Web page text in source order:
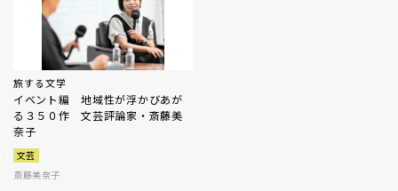
旅する文学
イベント編 地域性が浮かびあが
る３５０作 文芸評論家・斎藤美
奈子
文芸
斎藤美奈子